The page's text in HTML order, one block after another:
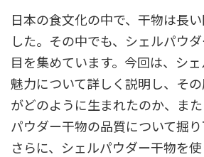
日本の食文化の中で、干物は長
した。その中でも、シェルパウ
目を集めています。今回は、シ
魅力について詳しく説明し、そ
がどのように生まれたのか、ま
パウダー干物の品質について掘り
さらに、シェルパウダー干物を